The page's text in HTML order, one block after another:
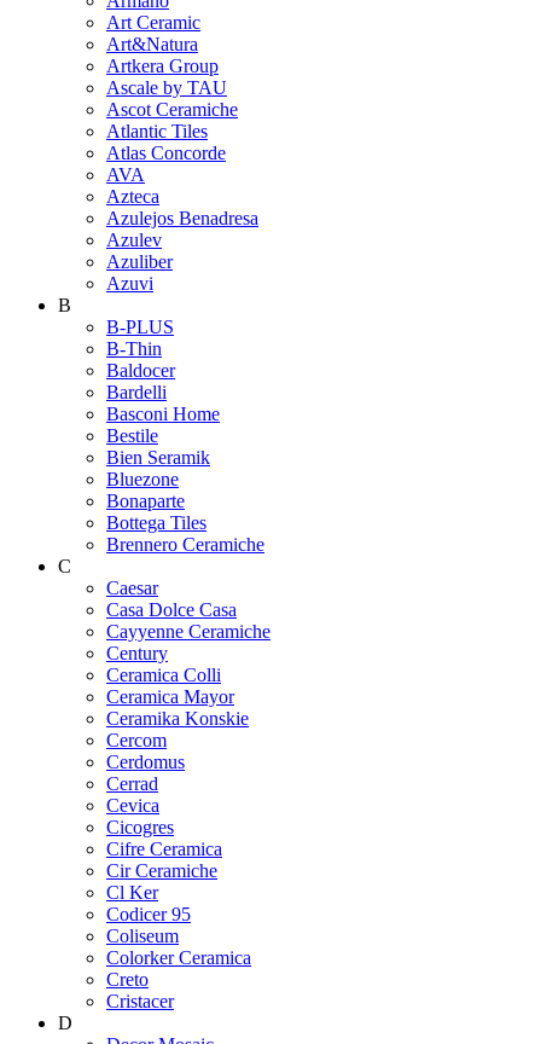
Art Ceramic
Art&Natura
Artkera Group
Ascale by TAU
Ascot Ceramiche
Atlantic Tiles
Atlas Concorde
AVA
Azteca
Azulejos Benadresa
Azulev
Azuliber
Azuvi
B
B-PLUS
B-Thin
Baldocer
Bardelli
Basconi Home
Bestile
Bien Seramik
Bluezone
Bonaparte
Bottega Tiles
Brennero Ceramiche
C
Caesar
Casa Dolce Casa
Cayyenne Ceramiche
Century
Ceramica Colli
Ceramica Mayor
Ceramika Konskie
Cercom
Cerdomus
Cerrad
Cevica
Cicogres
Cifre Ceramica
Cir Ceramiche
Cl Ker
Codicer 95
Coliseum
Colorker Ceramica
Creto
Cristacer
D